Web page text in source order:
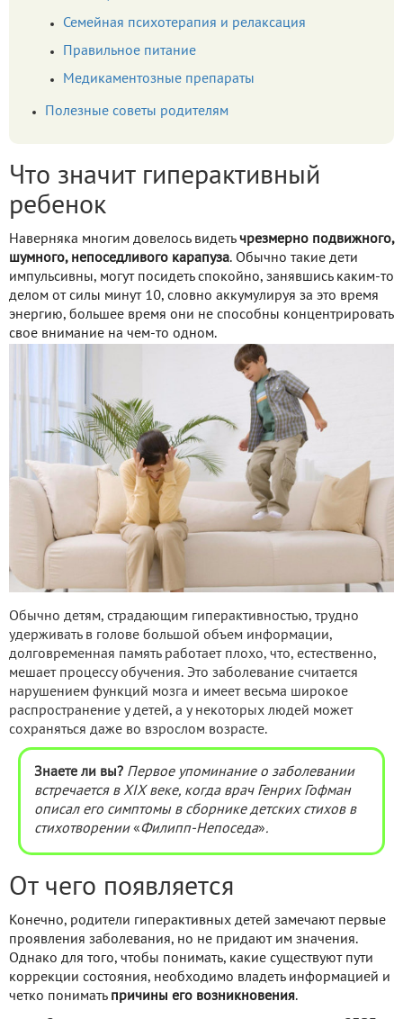
Семейная психотерапия и релаксация
Правильное питание
Медикаментозные препараты
Полезные советы родителям
Что значит гиперактивный
ребенок
Наверняка многим довелось видеть чрезмерно подвижного,
шумного, непоседливого карапуза. Обычно такие дети
импульсивны, могут посидеть спокойно, занявшись каким-то
делом от силы минут 10, словно аккумулируя за это время
энергию, большее время они не способны концентрировать
свое внимание на чем-то одном.
Обычно детям, страдающим гиперактивностью, трудно
удерживать в голове большой объем информации,
долговременная память работает плохо, что, естественно,
мешает процессу обучения. Это заболевание считается
нарушением функций мозга и имеет весьма широкое
распространение у детей, а у некоторых людей может
сохраняться даже во взрослом возрасте.
Знаете ли вы? Первое упоминание о заболевании
встречается в XIX веке, когда врач Генрих Гофман
описал его симптомы в сборнике детских стихов в
стихотворении «Филипп-Непоседа».
От чего появляется
Конечно, родители гиперактивных детей замечают первые
проявления заболевания, но не придают им значения.
Однако для того, чтобы понимать, какие существуют пути
коррекции состояния, необходимо владеть информацией и
четко понимать причины его возникновения.